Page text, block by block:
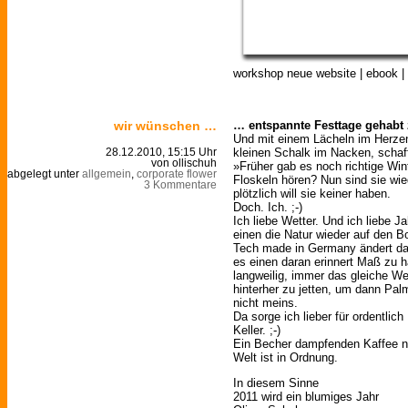
workshop neue website | ebook
wir wünschen …
28.12.2010, 15:15 Uhr
von ollischuh
abgelegt unter allgemein corporate flower
3 Kommentare
… entspannte Festtage gehabt
Und mit einem Lächeln im
kleinen Schalk im Nacken,
»Früher gab es noch richtige
Floskeln hören? Nun sind sie
plötzlich will sie keiner haben.
Doch. Ich. ;-)
Ich liebe Wetter. Und ich liebe
einen die Natur wieder auf den
Tech made in Germany ändert
es einen daran erinnert Maß zu
langweilig, immer das gleiche
hinterher zu jetten, um dann
nicht meins.
Da sorge ich lieber für
Keller. ;-)
Ein Becher dampfenden Kaffee
Welt ist in Ordnung.
In diesem Sinne
2011 wird ein blumiges Jahr